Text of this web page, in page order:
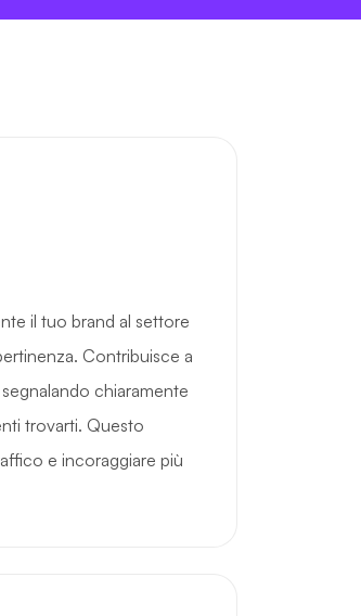
il tuo brand al settore
Contribuisce a
chiaramente
trovarti. Questo
e incoraggiare più